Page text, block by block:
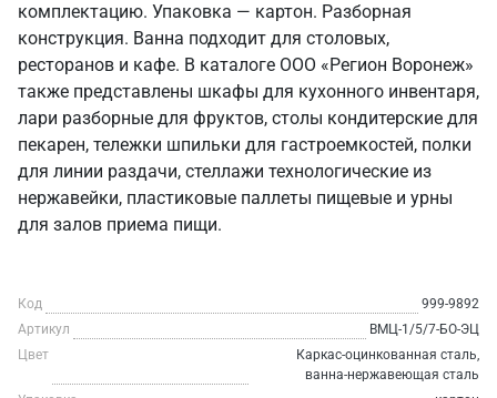
комплектацию. Упаковка — картон. Разборная
конструкция. Ванна подходит для столовых,
ресторанов и кафе. В каталоге ООО «Регион Воронеж»
также представлены шкафы для кухонного инвентаря,
лари разборные для фруктов, столы кондитерские для
пекарен, тележки шпильки для гастроемкостей, полки
для линии раздачи, стеллажи технологические из
нержавейки, пластиковые паллеты пищевые и урны
для залов приема пищи.
Код
999-9892
Артикул
ВМЦ-1/5/7-БО-ЭЦ
Цвет
Каркас-оцинкованная сталь,
ванна-нержавеющая сталь